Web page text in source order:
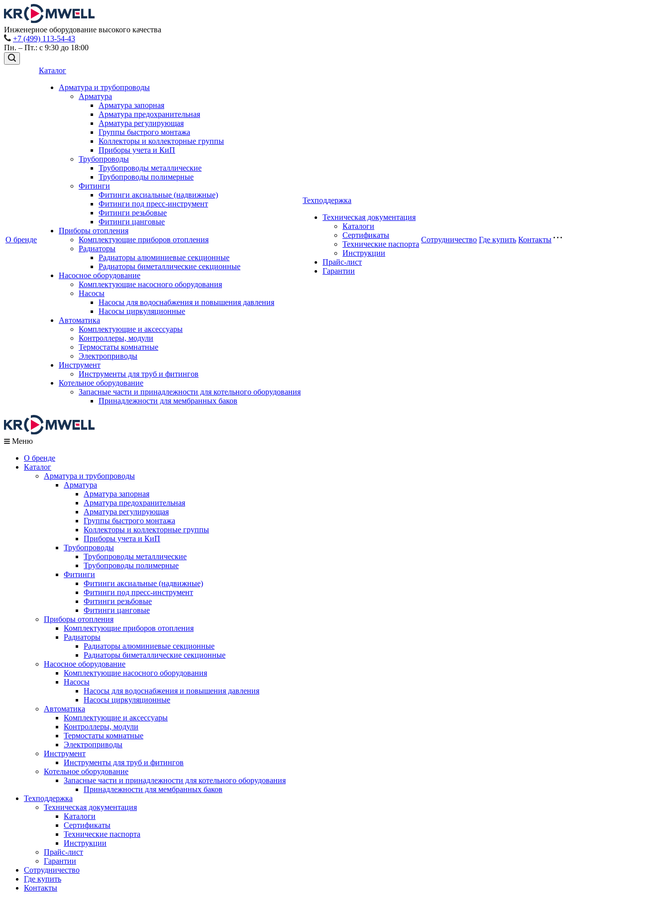
Инженерное оборудование высокого качества
+7 (499) 113-54-43
Пн. – Пт.: с 9:30 до 18:00
О бренде
Каталог
Арматура и трубопроводы
Арматура
Арматура запорная
Арматура предохранительная
Арматура регулирующая
Группы быстрого монтажа
Коллекторы и коллекторные группы
Приборы учета и КиП
Трубопроводы
Трубопроводы металлические
Трубопроводы полимерные
Фитинги
Фитинги аксиальные (надвижные)
Фитинги под пресс-инструмент
Фитинги резьбовые
Фитинги цанговые
Приборы отопления
Комплектующие приборов отопления
Радиаторы
Радиаторы алюминиевые секционные
Радиаторы биметаллические секционные
Насосное оборудование
Комплектующие насосного оборудования
Насосы
Насосы для водоснабжения и повышения давления
Насосы циркуляционные
Автоматика
Комплектующие и аксессуары
Контроллеры, модули
Термостаты комнатные
Электроприводы
Инструмент
Инструменты для труб и фитингов
Котельное оборудование
Запасные части и принадлежности для котельного оборудования
Принадлежности для мембранных баков
Техподдержка
Техническая документация
Каталоги
Сертификаты
Технические паспорта
Инструкции
Прайс-лист
Гарантии
Сотрудничество Где купить Контакты
Меню
О бренде
Каталог
Арматура и трубопроводы
Арматура
Арматура запорная
Арматура предохранительная
Арматура регулирующая
Группы быстрого монтажа
Коллекторы и коллекторные группы
Приборы учета и КиП
Трубопроводы
Трубопроводы металлические
Трубопроводы полимерные
Фитинги
Фитинги аксиальные (надвижные)
Фитинги под пресс-инструмент
Фитинги резьбовые
Фитинги цанговые
Приборы отопления
Комплектующие приборов отопления
Радиаторы
Радиаторы алюминиевые секционные
Радиаторы биметаллические секционные
Насосное оборудование
Комплектующие насосного оборудования
Насосы
Насосы для водоснабжения и повышения давления
Насосы циркуляционные
Автоматика
Комплектующие и аксессуары
Контроллеры, модули
Термостаты комнатные
Электроприводы
Инструмент
Инструменты для труб и фитингов
Котельное оборудование
Запасные части и принадлежности для котельного оборудования
Принадлежности для мембранных баков
Техподдержка
Техническая документация
Каталоги
Сертификаты
Технические паспорта
Инструкции
Прайс-лист
Гарантии
Сотрудничество
Где купить
Контакты